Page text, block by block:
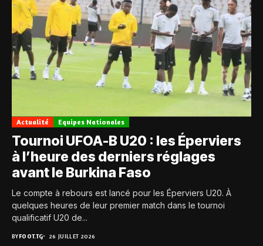
Actualité Equipes Nationales
Tournoi UFOA-B U20 : les Éperviers
à l’heure des derniers réglages
avant le Burkina Faso
Le compte à rebours est lancé pour les Éperviers U20. À
quelques heures de leur premier match dans le tournoi
qualificatif U20 de...
BYFOOT.TG 26 JUILLET 2026